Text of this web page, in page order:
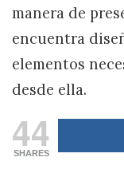
manera de
encuentra
elementos
desde ella.
44
SHARES